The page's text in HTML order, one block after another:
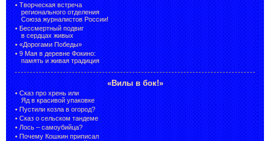
• Творческая встреча
регионального отделения
Союза журналистов России!
• Бессмертный подвиг
в сердцах живых
• «Дорогами Победы»
• 9 Мая в деревне Фокино:
память и живая традиция
«Вилы в бок!»
• Сказ про хрень или
Яд в красивой упаковке
• Пустили козла в огород?
• Сказ о сельском тандеме
• Лось – самоубийца?
• Почему Кошкин приписал